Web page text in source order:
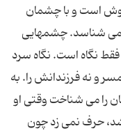
است و با چشمان
شناسد. چشمهایی
نگاه است. نگاه سرد
و نه فرزندانش را. به
را می شناخت وقتی او
حرف نمی زد چون